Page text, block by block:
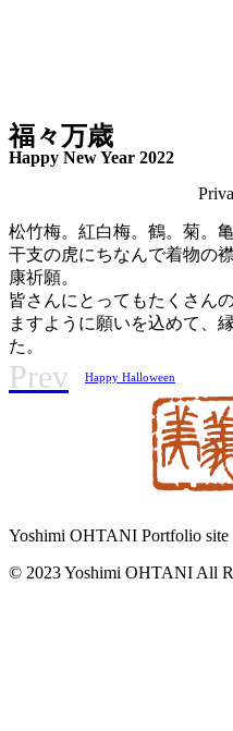
福々万歳
Happy New Year 2022
松竹梅。紅白梅。鶴。菊。
干支の虎にちなんで着物の
康祈願。
皆さんにとってもたくさん
ますように願いを込めて、
た。
Prev Happy Halloween
Yoshimi OHTANI Portfolio site
© 2023 Yoshimi OHTANI All